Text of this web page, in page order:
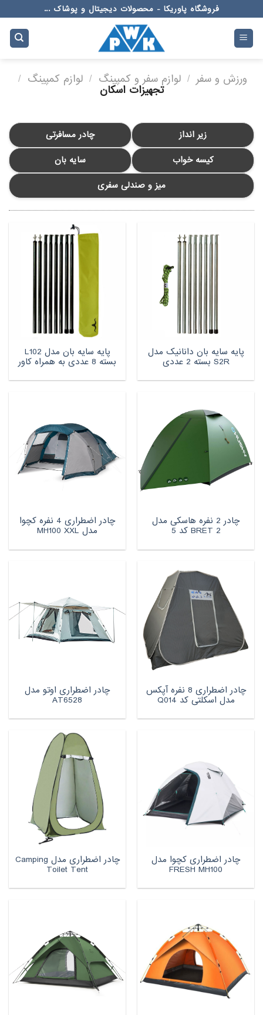
to
content
فروشگاه پاوریکا - محصولات دیجیتال و پوشاک ...
ورزش و سفر / لوازم سفر و کمپینگ / لوازم کمپینگ /
تجهیزات اسکان
چادر مسافرتی
زیر انداز
سایه بان
کیسه خواب
میز و صندلی سفری
پایه سایه بان دانانیک مدل
S2R بسته 2 عددی
پایه سایه بان مدل L102
بسته 8 عددی به همراه کاور
چادر 2 نفره هاسکی مدل
BRET 2 کد 5
چادر اضطراری 4 نفره کچوا
مدل MH100 XXL
چادر اضطراری 8 نفره آپکس
مدل اسکلتی کد Q014
چادر اضطراری اوتو مدل
AT6528
چادر اضطراری کچوا مدل
FRESH MH100
چادر اضطراری مدل Camping
Toilet Tent